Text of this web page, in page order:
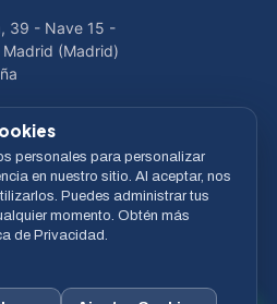
39 - Nave 15 -
Madrid (Madrid)
los derechos reservados
porLiveCommerce
MASTERCARD BIZUM
personales para personalizar
en nuestro sitio. Al aceptar, nos
Puedes administrar tus
momento. Obtén más
de Privacidad.